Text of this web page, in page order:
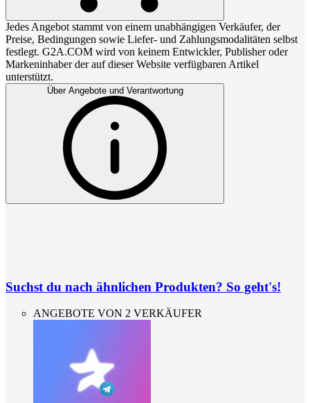
Jedes Angebot stammt von einem unabhängigen Verkäufer, der
Preise, Bedingungen sowie Liefer- und Zahlungsmodalitäten selbst
festlegt. G2A.COM wird von keinem Entwickler, Publisher oder
Markeninhaber der auf dieser Website verfügbaren Artikel
unterstützt.
Über Angebote und Verantwortung
Suchst du nach ähnlichen Produkten? So geht's!
ANGEBOTE VON 2 VERKÄUFER